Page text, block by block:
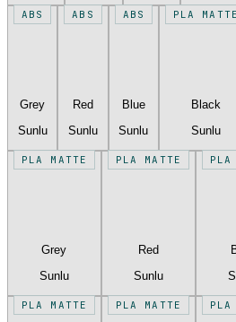
ABS
Grey
Sunlu
ABS
Red
Sunlu
ABS
Blue
Sunlu
PLA MATTE
Black
Sunlu
PLA MATTE
Grey
Sunlu
PLA MATTE
Red
Sunlu
PLA
PLA MATTE PLA MATTE PLA